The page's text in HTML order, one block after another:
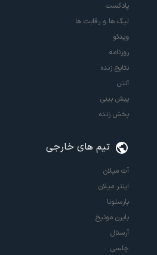
پادکست
لیگ ها و رقابت ها
ویدئو
روزنامه
نتایج زنده
آنتن
پیش بینی
پخش زنده
تیم های خارجی
آث میلان
اینتر میلان
بارسلونا
بایرن مونیخ
آرسنال
چلسی